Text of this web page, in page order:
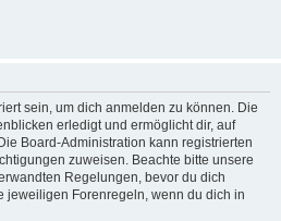
sein, um dich anmelden zu können. Die
erledigt und ermöglicht dir, auf
Board-Administration kann registrierten
zuweisen. Beachte bitte unsere
Regelungen, bevor du dich
jeweiligen Forenregeln, wenn du dich in